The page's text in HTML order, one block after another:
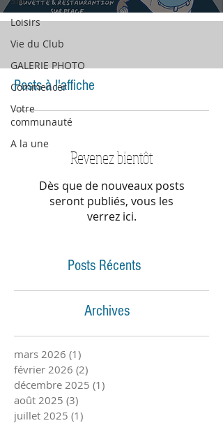
Loisirs
Vie du Club
GALERIE PHOTO
Commencer
Votre
communauté
A la une
Posts à l'affiche
Revenez bientôt
Dès que de nouveaux posts
seront publiés, vous les
verrez ici.
Posts Récents
Archives
mars 2026 (1)
février 2026 (2)
décembre 2025 (1)
août 2025 (3)
juillet 2025 (1)